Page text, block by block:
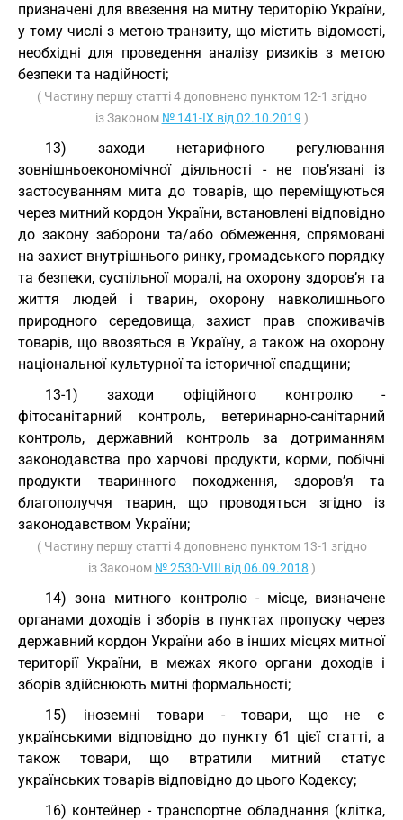
призначені для ввезення на митну територію України,
у тому числі з метою транзиту, що містить відомості,
необхідні для проведення аналізу ризиків з метою
безпеки та надійності;
( Частину першу статті 4 доповнено пунктом 12-1 згідно
із Законом № 141-IX від 02.10.2019 )
13) заходи нетарифного регулювання
зовнішньоекономічної діяльності - не пов’язані із
застосуванням мита до товарів, що переміщуються
через митний кордон України, встановлені відповідно
до закону заборони та/або обмеження, спрямовані
на захист внутрішнього ринку, громадського порядку
та безпеки, суспільної моралі, на охорону здоров’я та
життя людей і тварин, охорону навколишнього
природного середовища, захист прав споживачів
товарів, що ввозяться в Україну, а також на охорону
національної культурної та історичної спадщини;
13-1) заходи офіційного контролю -
фітосанітарний контроль, ветеринарно-санітарний
контроль, державний контроль за дотриманням
законодавства про харчові продукти, корми, побічні
продукти тваринного походження, здоров’я та
благополуччя тварин, що проводяться згідно із
законодавством України;
( Частину першу статті 4 доповнено пунктом 13-1 згідно
із Законом № 2530-VIII від 06.09.2018 )
14) зона митного контролю - місце, визначене
органами доходів і зборів в пунктах пропуску через
державний кордон України або в інших місцях митної
території України, в межах якого органи доходів і
зборів здійснюють митні формальності;
15) іноземні товари - товари, що не є
українськими відповідно до пункту 61 цієї статті, а
також товари, що втратили митний статус
українських товарів відповідно до цього Кодексу;
16) контейнер - транспортне обладнання (клітка,